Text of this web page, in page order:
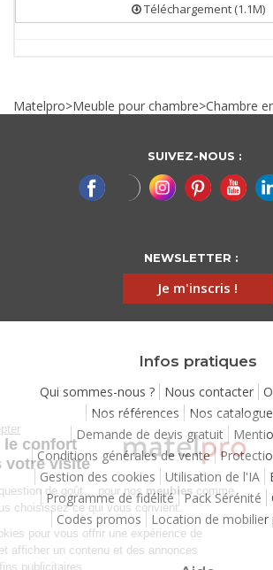
Téléchargement (1.1M)
Matelpro>Meuble pour chambre>Chambre
SUIVEZ-NOUS :
NEWSLETTER :
Je m'inscris !
Infos pratiques
Qui sommes-nous ? Nous contacter
Nos références
Nos
Demande de devis gratuit
Conditions générales de vente
Gestion des cookies
Utilisation de l'IA
Programme de fidélité Pack Sérénité
Codes promos
Location de mobilier
Continuer sans accepter
Chez Matelpro, le confort
commence dès votre visite
Leconfort, c'est une question de goût… pour
pour nos cookies ! Vous choisissez ce qui vous
Nous utilisons des cookies pour vous offrir une
navigation moelleuse et afficher un contenu et des
personnalisées à des fins publicitaires